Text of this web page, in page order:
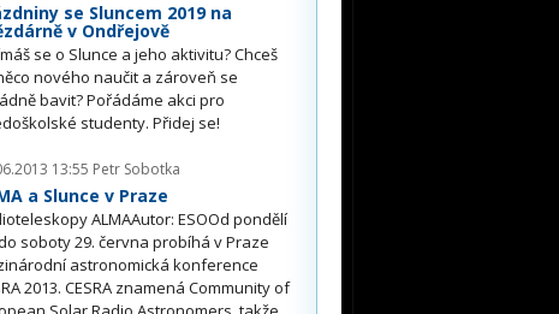
se Sluncem 2019 na
v Ondřejově
se o Slunce a jeho aktivitu? Chceš
nového naučit a zároveň se
bavit? Pořádáme akci pro
studenty. Přidej se!
13:55 Petr Sobotka
a Slunce v Praze
ALMAAutor: ESOOd pondělí
soboty 29. června probíhá v Praze
astronomická konference
2013. CESRA znamená Community of